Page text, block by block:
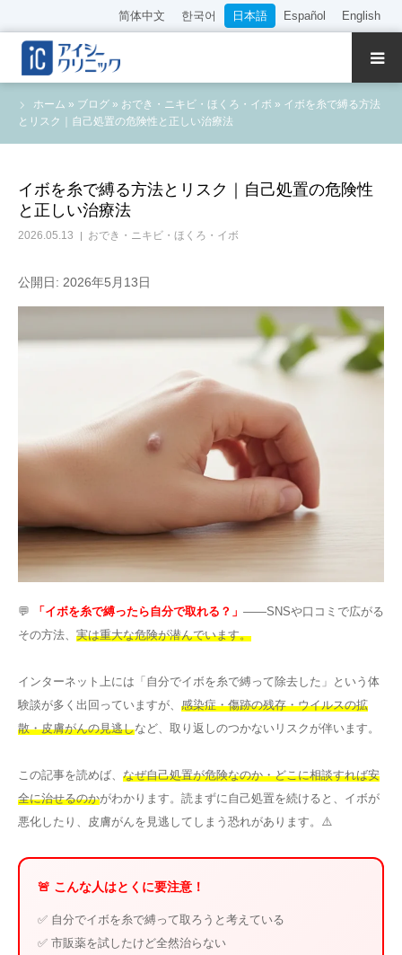
简体中文 한국어 日本語 Español English
ホーム » ブログ » おでき・ニキビ・ほくろ・イボ » イボを糸で縛る方法
とリスク｜自己処置の危険性と正しい治療法
イボを糸で縛る方法とリスク｜自己処置の危険性
と正しい治療法
2026.05.13 おでき・ニキビ・ほくろ・イボ
公開日: 2026年5月13日
💬 「イボを糸で縛ったら自分で取れる？」 ――SNSや口コミで広がる
その方法、 実は重大な危険が潜んでいます。
インターネット上には「自分でイボを糸で縛って除去した」という体
験談が多く出回っていますが、 感染症・傷跡の残存・ウイルスの拡
散・皮膚がんの見逃しなど、取り返しのつかないリスクが伴います。
この記事を読めば、 なぜ自己処置が危険なのか・どこに相談すれば安
全に治せるのかがわかります。読まずに自己処置を続けると、イボが
悪化したり、皮膚がんを見逃してしまう恐れがあります。⚠️
🚨 こんな人はとくに要注意！
✅ 自分でイボを糸で縛って取ろうと考えている
✅ 市販薬を試したけど全然治らない
クリニック紹介
診療内容
WEB予約
料金表
简体中文 한국어 日本語 Español
English